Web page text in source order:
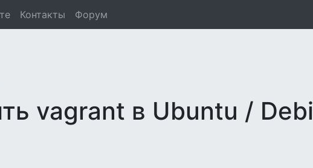
Контакты Форум
vagrant в Ubuntu /